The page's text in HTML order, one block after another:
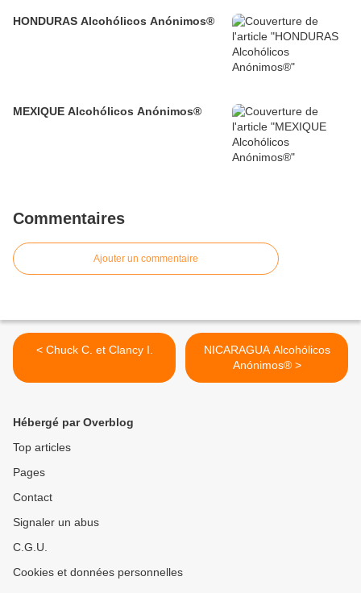
HONDURAS Alcohólicos Anónimos®
MEXIQUE Alcohólicos Anónimos®
Commentaires
Ajouter un commentaire
< Chuck C. et Clancy I.
NICARAGUA Alcohólicos
Anónimos® >
Hébergé par Overblog
Top articles
Pages
Contact
Signaler un abus
C.G.U.
Cookies et données personnelles